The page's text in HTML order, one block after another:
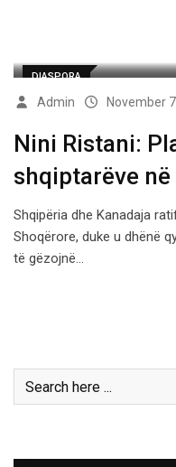
DIASPORA
Admin November
Nini Ristani:
shqiptarëve në
Shqipëria dhe Kanadaja
Shoqërore, duke u dhënë
të gëzojnë…